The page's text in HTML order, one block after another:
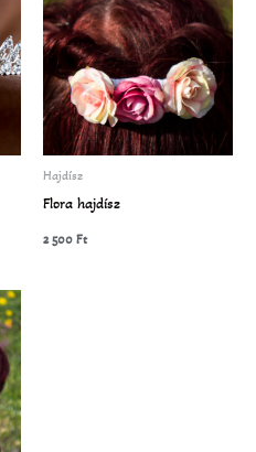
Hajdísz
Flora hajdísz
2 500 Ft